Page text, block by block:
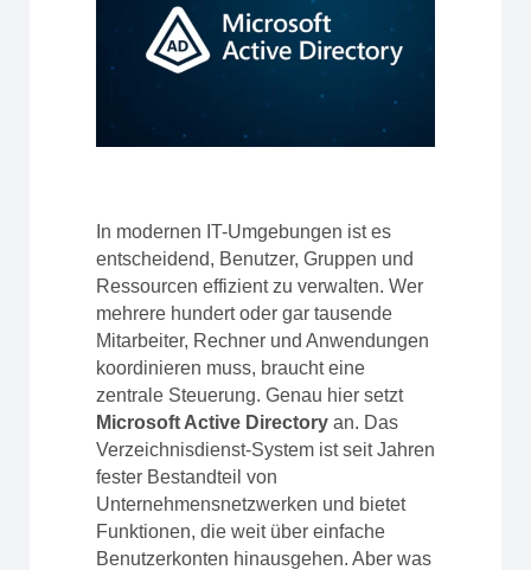
In modernen IT-Umgebungen ist es
entscheidend, Benutzer, Gruppen und
Ressourcen effizient zu verwalten. Wer
mehrere hundert oder gar tausende
Mitarbeiter, Rechner und Anwendungen
koordinieren muss, braucht eine
zentrale Steuerung. Genau hier setzt
Microsoft Active Directoryan. Das
Verzeichnisdienst-System ist seit Jahren
fester Bestandteil von
Unternehmensnetzwerken und bietet
Funktionen, die weit über einfache
Benutzerkonten hinausgehen. Aber was